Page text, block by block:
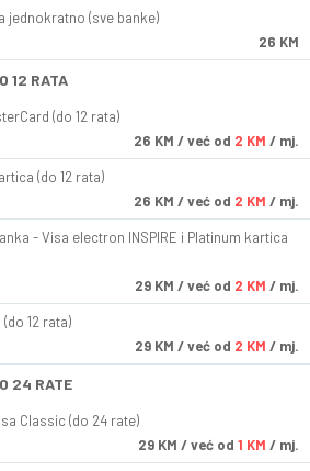
jednokratno (sve banke)
26 KM
12 RATA
(do 12 rata)
26 KM / već od 2 KM / mj.
(do 12 rata)
26 KM / već od 2 KM / mj.
- Visa electron INSPIRE i Platinum kartica
29 KM / već od 2 KM / mj.
12 rata)
29 KM / već od 2 KM / mj.
24 RATE
Classic (do 24 rate)
29 KM / već od 1 KM / mj.